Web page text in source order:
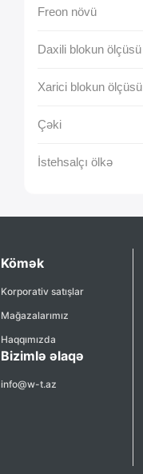
Freon növü
Daxili blokun ölçüsü
Xarici blokun ölçüsü
Çəki
İstehsalçı ölkə
Kömək
Korporativ satışlar
Mağazalarımız
Haqqımızda
Bizimlə əlaqə
info@w-t.az